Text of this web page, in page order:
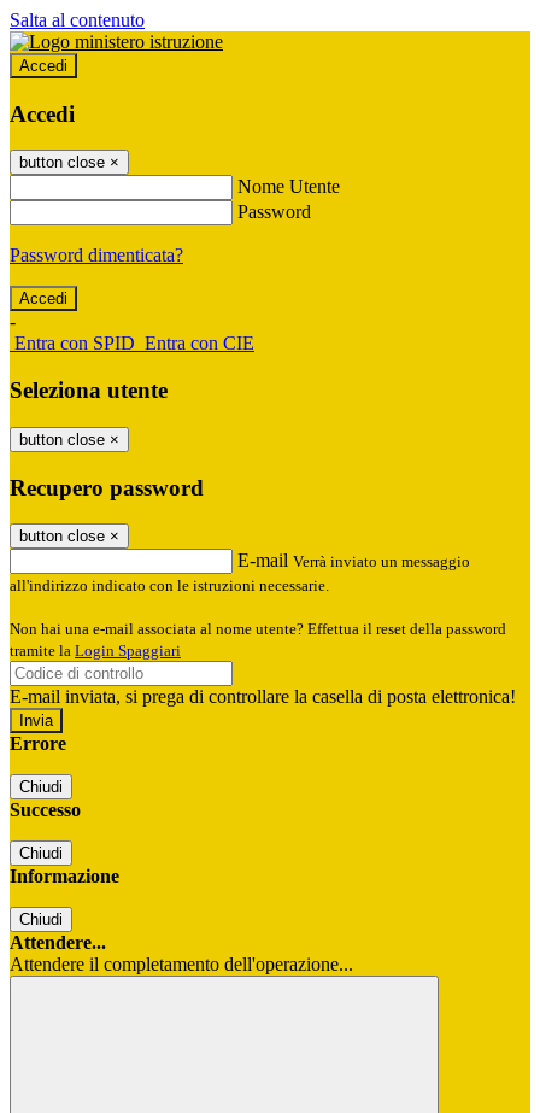
Salta al contenuto
Accedi
Accedi
button close ×
Nome Utente
Password
Password dimenticata?
-
Entra con SPID Entra con CIE
Seleziona utente
button close ×
Recupero password
button close ×
E-mail Verrà inviato un messaggio
all'indirizzo indicato con le istruzioni necessarie.
Non hai una e-mail associata al nome utente? Effettua il reset della password
tramite la Login Spaggiari
E-mail inviata, si prega di controllare la casella di posta elettronica!
Errore
Chiudi
Successo
Chiudi
Informazione
Chiudi
Attendere...
Attendere il completamento dell'operazione...